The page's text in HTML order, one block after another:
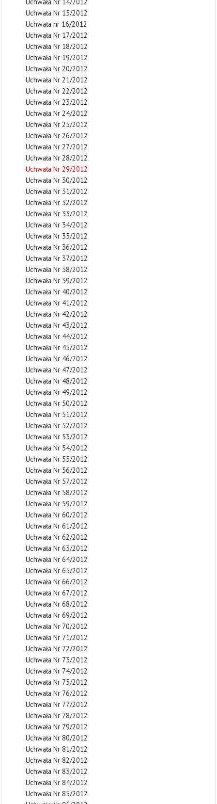
Uchwała Nr 15/2012
Uchwała nr 16/2012
Uchwała Nr 17/2012
Uchwała Nr 18/2012
Uchwała Nr 19/2012
Uchwała Nr 20/2012
Uchwała Nr 21/2012
Uchwała Nr 22/2012
Uchwała Nr 23/2012
Uchwała Nr 24/2012
Uchwała Nr 25/2012
Uchwała Nr 26/2012
Uchwała Nr 27/2012
Uchwała Nr 28/2012
Uchwała Nr 29/2012
Uchwała Nr 30/2012
Uchwała Nr 31/2012
Uchwała Nr 32/2012
Uchwała Nr 33/2012
Uchwała Nr 34/2012
Uchwała Nr 35/2012
Uchwała Nr 36/2012
Uchwała Nr 37/2012
Uchwała Nr 38/2012
Uchwała Nr 39/2012
Uchwała Nr 40/2012
Uchwała Nr 41/2012
Uchwała Nr 42/2012
Uchwała Nr 43/2012
Uchwała Nr 44/2012
Uchwała Nr 45/2012
Uchwała Nr 46/2012
Uchwała Nr 47/2012
Uchwała Nr 48/2012
Uchwała Nr 49/2012
Uchwała Nr 50/2012
Uchwała Nr 51/2012
Uchwała Nr 52/2012
Uchwała Nr 53/2012
Uchwała Nr 54/2012
Uchwała Nr 55/2012
Uchwała Nr 56/2012
Uchwała Nr 57/2012
Uchwała Nr 58/2012
Uchwała Nr 59/2012
Uchwała Nr 60/2012
Uchwała Nr 61/2012
Uchwała Nr 62/2012
Uchwała Nr 63/2012
Uchwała Nr 64/2012
Uchwała Nr 65/2012
Uchwała Nr 66/2012
Uchwała Nr 67/2012
Uchwała Nr 68/2012
Uchwała Nr 69/2012
Uchwała Nr 70/2012
Uchwała Nr 71/2012
Uchwała Nr 72/2012
Uchwała Nr 73/2012
Uchwała Nr 74/2012
Uchwała Nr 75/2012
Uchwała Nr 76/2012
Uchwała Nr 77/2012
Uchwała Nr 78/2012
Uchwała Nr 79/2012
Uchwała Nr 80/2012
Uchwała Nr 81/2012
Uchwała Nr 82/2012
Uchwała Nr 83/2012
Uchwała Nr 84/2012
Uchwała Nr 85/2012